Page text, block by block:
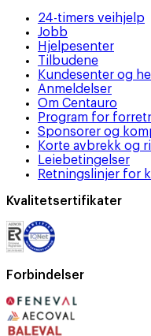
24-timers veihjelp
Jobb
Hjelpesenter
Tilbudene
Kundesenter og
Anmeldelser
Om Centauro
Program for
Sponsorer og
Korte avbrekk og
Leiebetingelser
Retningslinjer for
Kvalitetsertifikater
Forbindelser